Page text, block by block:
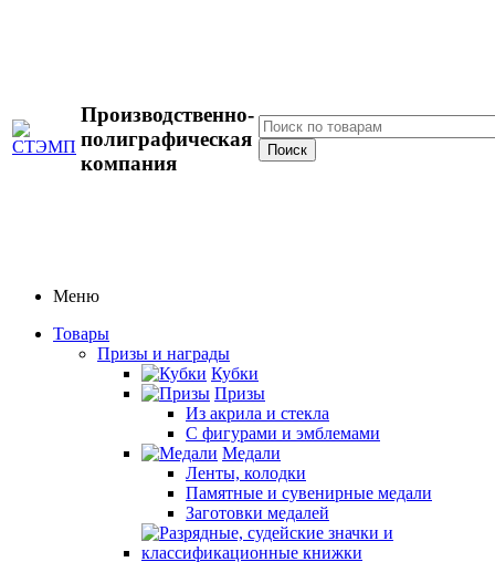
Производственно-
полиграфическая
компания
Меню
Товары
Призы и награды
Кубки
Призы
Из акрила и стекла
С фигурами и эмблемами
Медали
Ленты, колодки
Памятные и сувенирные медали
Заготовки медалей